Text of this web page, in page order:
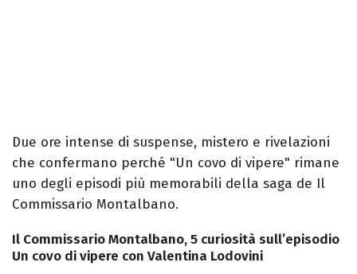
Due ore intense di suspense, mistero e rivelazioni
che confermano perché "Un covo di vipere" rimane
uno degli episodi più memorabili della saga de Il
Commissario Montalbano.
Il Commissario Montalbano, 5 curiosità sull’episodio
Un covo di vipere con Valentina Lodovini